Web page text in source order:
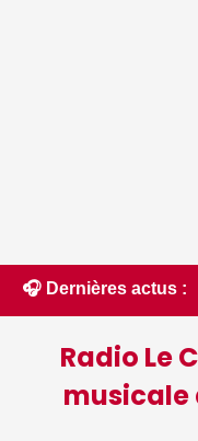
🎧 Dernières actus :
• 📰
Radio Le
musicale